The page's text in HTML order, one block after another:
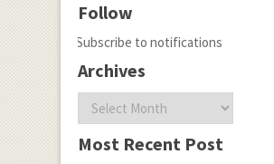
Follow
Subscribe to notifications
Archives
Archives
Most Recent Post